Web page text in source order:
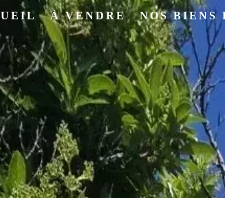
À VENDRE NOS BIENS